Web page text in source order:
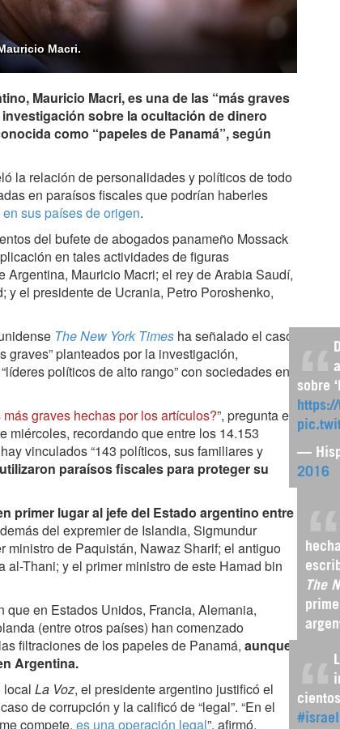
Macri.
Mauricio Macri, es una de las “más graves
sobre la ocultación de dinero
como “papeles de Panamá”, según
la relación de personalidades y políticos de todo
en paraísos fiscales que podrían haberles
sus países de origen.
del bufete de abogados panameño Mossack
en tales actividades de figuras
Argentina, Mauricio Macri; el rey de Arabia Saudí,
y el presidente de Ucrania, Petro Poroshenko,
a
sobre
—
2016
The
The New York Times ha señalado el caso
graves” planteados por la investigación,
políticos de alto rango” con sociedades en
graves hechas por los artículos?”, pregunta el
miércoles, recordando que entre los 14.153
vinculados “143 políticos, sus familiares y
paraísos fiscales para proteger su
primer lugar al jefe del Estado argentino entre
del expremier de Islandia, Sigmundur
ministro de Paquistán, Nawaz Sharif; el antiguo
al-Thani; y el primer ministro de este Hamad bin
que en Estados Unidos, Francia, Alemania,
(entre otros países) han comenzado
filtraciones de los papeles de Panamá, aunque
Argentina.
local La Voz, el presidente argentino justificó el
de corrupción y la calificó de “legal”. “En el
compete, es una operación legal”, afirmó.